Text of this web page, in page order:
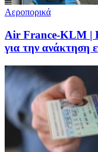
Αεροπορικά
Air France-KLM | Η
για την ανάκτηση